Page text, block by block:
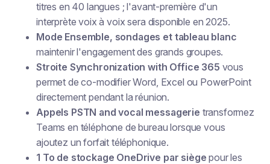
titres en 40 langues ; l'avant-première d'un
interprète voix à voix sera disponible en 2025.
Mode Ensemble, sondages et tableau blanc
maintenir l'engagement des grands groupes.
Stroite Synchronization with Office 365 vous
permet de co-modifier Word, Excel ou PowerPoint
directement pendant la réunion.
Appels PSTN and vocal messagerie transformez
Teams en téléphone de bureau lorsque vous
ajoutez un forfait téléphonique.
1 To de stockage OneDrive par siège pour les